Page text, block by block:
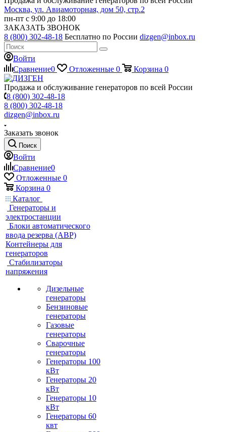
Москва, ул. Авиамоторная, дом 50, стр.2
пн-пт с 9:00 до 18:00
ЗАКАЗАТЬ ЗВОНОК
8 (800) 302-48-18 Бесплатно по России dizgen@inbox.ru
Войти
Сравнение0 Отложенные 0 Корзина 0
Продажа и обслуживание генераторов по всей России
8 (800) 302-48-18
8 (800) 302-48-18
dizgen@inbox.ru
Заказать звонок
Поиск
Войти
Сравнение0
Отложенные 0
Корзина 0
Каталог
Генераторы и
электростанции
Блоки автоматического
ввода резерва (АВР)
Контейнеры для
генераторов
Стабилизаторы
напряжения
Дизельные
генераторы
Бензиновые
генераторы
Газовые
генераторы
Сварочные
генераторы
Генераторы 100
кВт
Генераторы 20
кВт
Генераторы 10
кВт
Генераторы 60
квт